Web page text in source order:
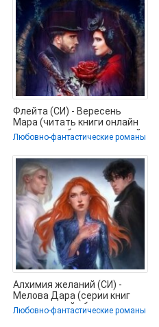
Флейта (СИ) - Вересень
Мара (читать книги онлайн
полностью без сокращений
Любовно-фантастические романы
Алхимия желаний (СИ) -
Мелова Дара (серии книг
читать онлайн бесплатно
Любовно-фантастические романы